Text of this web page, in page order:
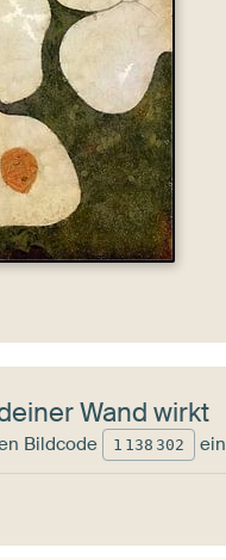
Wand wirkt
Bildcode 1 138 302 ein